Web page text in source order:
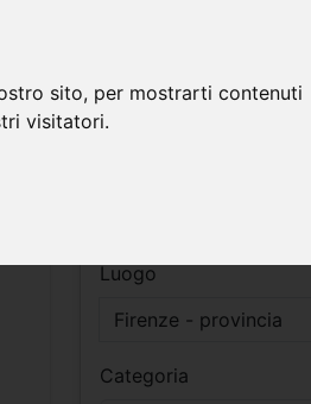
sito, per mostrarti contenuti
visitatori.
Filtri ricerca
Luogo
Categoria